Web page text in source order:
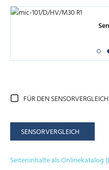
FÜR DEN
SENSORVERGLEICH
Seiteninhalte als Onlinekatalog